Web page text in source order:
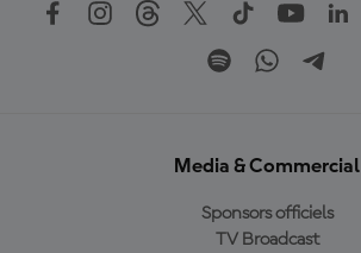
Media & Commercial
Sponsors officiels
TV Broadcast